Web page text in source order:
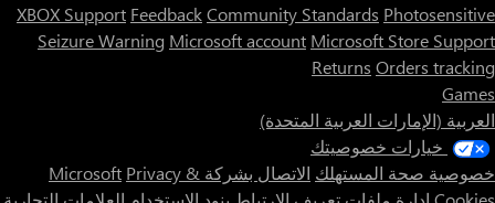
XBOX Support FeedbackCommunity Standards Photosensitive
Seizure Warning Microsoft account Microsoft Store Support
Returns Orders tracking
Games
العربية (الإمارات العربية المتحدة)
خيارات خصوصيتك
خصوصية صحة المستهلك الاتصال بشركة Microsoft Privacy &